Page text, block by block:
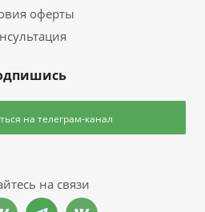
оферты
на телеграм-канал
на связи